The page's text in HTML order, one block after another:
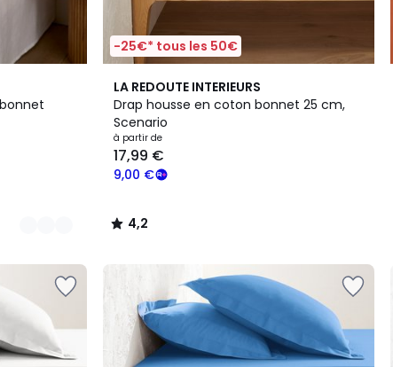
-25€* tous les 50€
LA REDOUTE INTERIEURS
Drap housse en coton bonnet 25 cm,
Scenario
à partir de
9,00 €
17,99 €
4,2
/ 5
4,2
/